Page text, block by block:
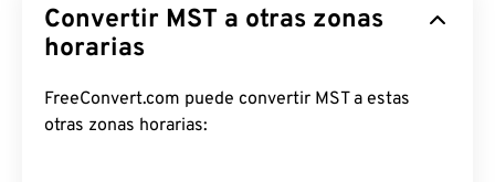
Convertir MST a otras zonas
horarias
FreeConvert.com puede convertir MST a estas
otras zonas horarias: